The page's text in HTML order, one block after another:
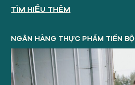
TÌM HIỂU THÊM
NGÂN HÀNG THỰC PHẨM TIẾN BỘ